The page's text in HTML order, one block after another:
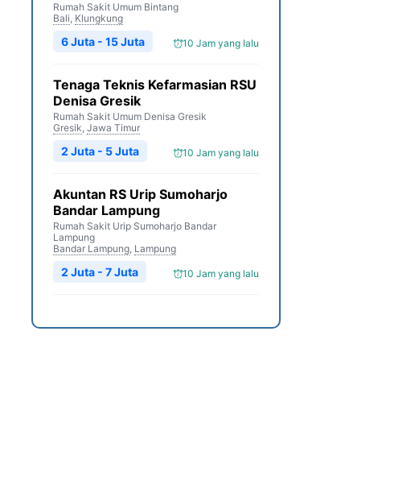
Rumah Sakit Umum Bintang
Bali, Klungkung
10 Jam yang lalu
6 Juta - 15 Juta
Tenaga Teknis Kefarmasian RSU
Denisa Gresik
Rumah Sakit Umum Denisa Gresik
Gresik, Jawa Timur
10 Jam yang lalu
2 Juta - 5 Juta
Akuntan RS Urip Sumoharjo
Bandar Lampung
Rumah Sakit Urip Sumoharjo Bandar
Lampung
Bandar Lampung, Lampung
10 Jam yang lalu
2 Juta - 7 Juta